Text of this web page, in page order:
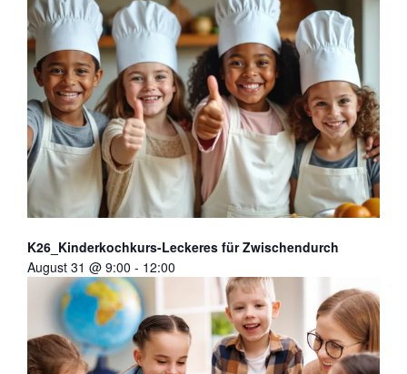
K26_Kinderkochkurs-Leckeres für Zwischendurch
August 31 @ 9:00 - 12:00